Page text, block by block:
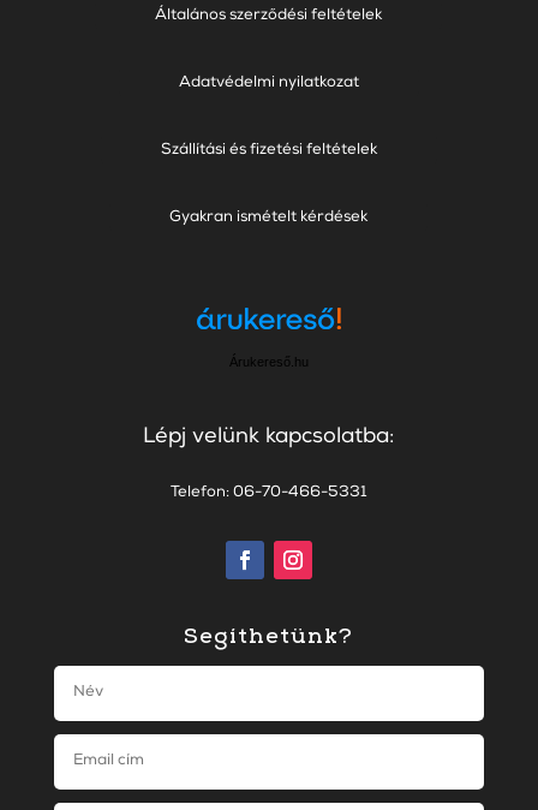
Általános szerződési feltételek
Adatvédelmi nyilatkozat
Szállítási és fizetési feltételek
Gyakran ismételt kérdések
Árukereső.hu
Lépj velünk kapcsolatba:
Telefon: 06-70-466-5331
Segíthetünk?